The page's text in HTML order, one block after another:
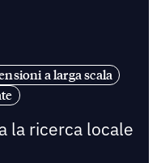
a larga scala
la ricerca locale